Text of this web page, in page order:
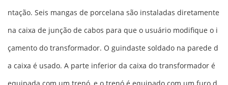
ntação. Seis mangas de porcelana são instaladas diretamente
na caixa de junção de cabos para que o usuário modifique o i
çamento do transformador. O guindaste soldado na parede d
a caixa é usado. A parte inferior da caixa do transformador é